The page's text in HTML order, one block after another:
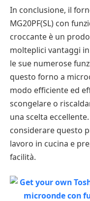
In conclusione, il
MG20PF(SL) con
croccante è un
molteplici vantaggi in
le sue numerose
questo forno a
modo efficiente ed
scongelare o
una scelta
considerare questo
lavoro in cucina e
facilità.